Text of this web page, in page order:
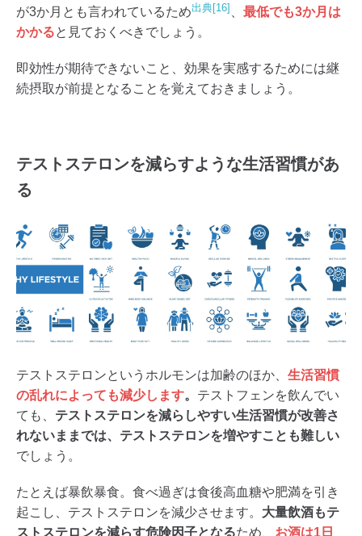
が3か月とも言われているため出典[16]
最低でも3か月は
かかると見ておくべきでしょう。
即効性が期待できないこと、効果を実感するためには継
続摂取が前提となることを覚えておきましょう。
テストステロンを減らすような生活習慣があ
る
テストステロンというホルモンは加齢のほか、 生活習慣
の乱れによっても減少します。 テストフェンを飲んでい
ても、 テストステロンを減らしやすい生活習慣が改善さ
れないままでは、テストステロンを増やすことも難しい
でしょう。
たとえば暴飲暴食。食べ過ぎは食後高血糖や肥満を引き
起こし、テストステロンを減少させます。 大量飲酒もテ
ストステロンを減らす危険因子となるため、 お酒は1日